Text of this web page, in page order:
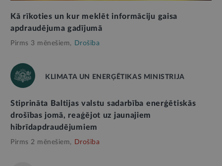
Kā rīkoties un kur meklēt informāciju gaisa
apdraudējuma gadījumā
Pirms 3 mēnešiem, Drošība
KLIMATA UN ENERĢĒTIKAS MINISTRIJA
Stiprināta Baltijas valstu sadarbība enerģētiskās
drošības jomā, reaģējot uz jaunajiem
hibrīdapdraudējumiem
Pirms 2 mēnešiem, Drošība